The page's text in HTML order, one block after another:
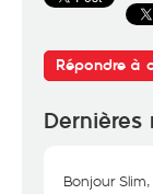
Répondre à
Dernières
Bonjour Slim,